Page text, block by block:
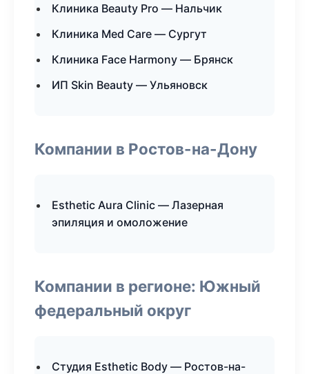
Клиника Beauty Pro — Нальчик
Клиника Med Care — Сургут
Клиника Face Harmony — Брянск
ИП Skin Beauty — Ульяновск
Компании в Ростов-на-Дону
Esthetic Aura Clinic — Лазерная
эпиляция и омоложение
Компании в регионе: Южный
федеральный округ
Студия Esthetic Body — Ростов-на-